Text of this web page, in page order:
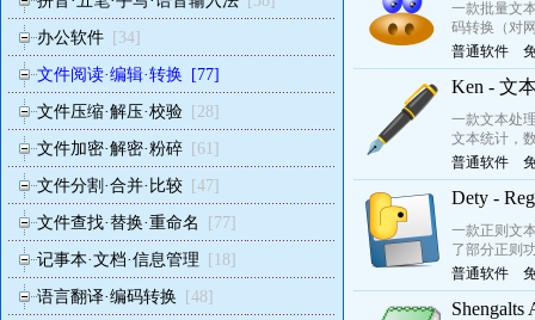
办公软件 [34]
文件阅读·编辑·转换 [77]
文件压缩·解压·校验 [28]
文件加密·解密·粉碎 [61]
文件分割·合并·比较 [47]
文件查找·替换·重命名 [77]
记事本·文档·信息管理 [18]
语言翻译·编码转换 [48]
一款批量文
码转换（对
普通软件
Ken - 文
一款文本处
文本统计，
普通软件
Dety -
一款正则文
了部分正则
普通软件